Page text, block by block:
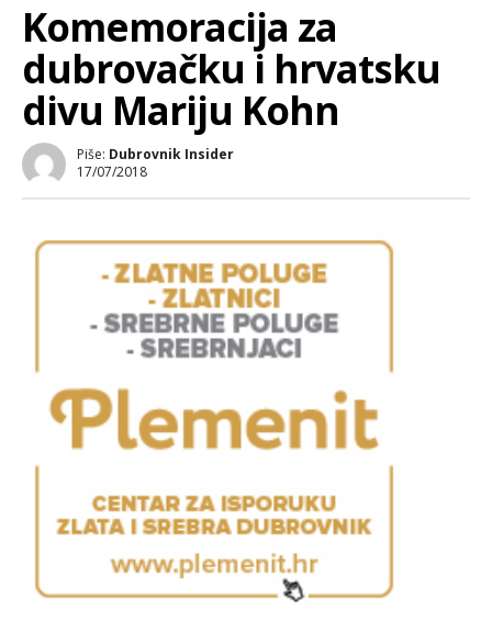
Komemoracija za
dubrovačku i hrvatsku
divu Mariju Kohn
Piše: Dubrovnik Insider
17/07/2018